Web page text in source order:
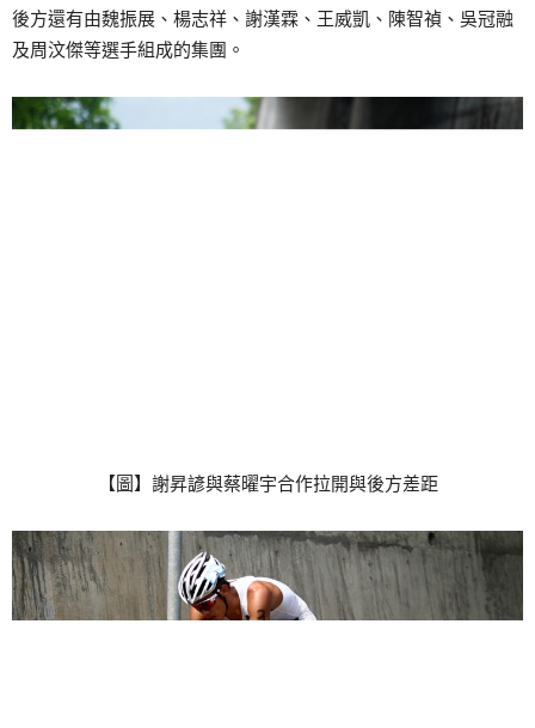
後方還有由魏振展、楊志祥、謝漢霖、王威凱、陳智禎、吳冠融
及周汶傑等選手組成的集團。
【圖】謝昇諺與蔡曜宇合作拉開與後方差距